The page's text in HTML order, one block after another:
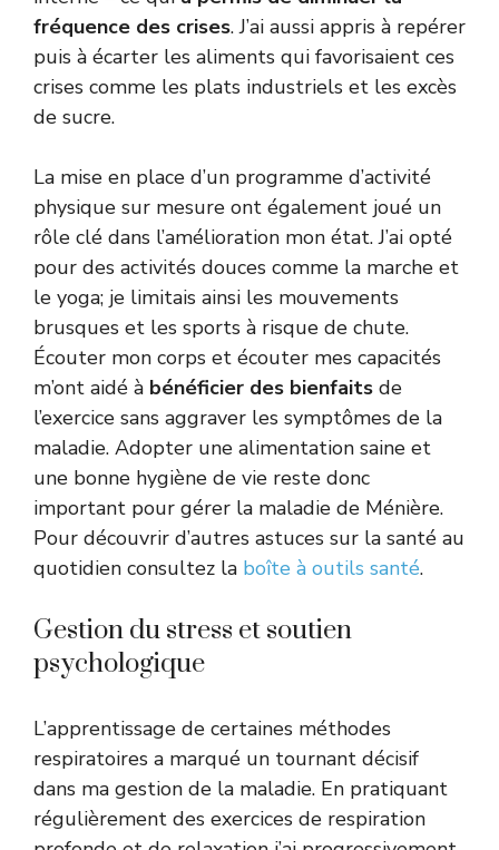
fréquence des crises. J’ai aussi appris à repérer
puis à écarter les aliments qui favorisaient ces
crises comme les plats industriels et les excès
de sucre.
La mise en place d’un programme d’activité
physique sur mesure ont également joué un
rôle clé dans l’amélioration mon état. J’ai opté
pour des activités douces comme la marche et
le yoga; je limitais ainsi les mouvements
brusques et les sports à risque de chute.
Écouter mon corps et écouter mes capacités
m’ont aidé à bénéficier des bienfaits de
l’exercice sans aggraver les symptômes de la
maladie. Adopter une alimentation saine et
une bonne hygiène de vie reste donc
important pour gérer la maladie de Ménière.
Pour découvrir d’autres astuces sur la santé au
quotidien consultez la boîte à outils santé.
Gestion du stress et soutien
psychologique
L’apprentissage de certaines méthodes
respiratoires a marqué un tournant décisif
dans ma gestion de la maladie. En pratiquant
régulièrement des exercices de respiration